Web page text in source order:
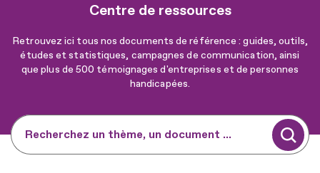
Centre de ressources
Retrouvez ici tous nos documents de référence : guides, outils,
études et statistiques, campagnes de communication, ainsi
que plus de 500 témoignages d'entreprises et de personnes
handicapées.
Recherchez un thème, un document ...